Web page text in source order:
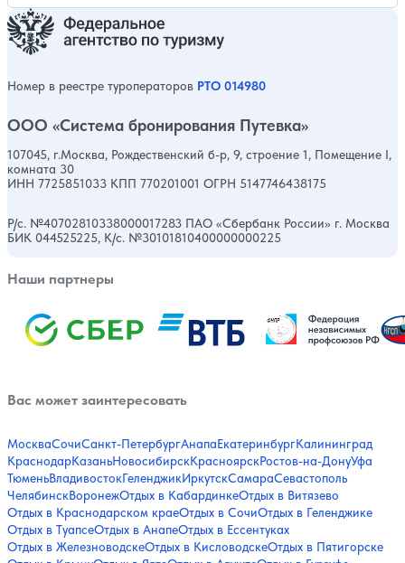
Номер в реестре туроператоров РТО 014980
ООО «Система бронирования Путевка»
107045, г.Москва, Рождественский б-р, 9, строение 1, Помещение I,
комната 30
ИНН 7725851033 КПП 770201001 ОГРН 5147746438175
Р/с. №40702810338000017283 ПАО «Сбербанк России» г. Москва
БИК 044525225, К/с. №30101810400000000225
Наши партнеры
Вас может заинтересовать
МоскваСочиСанкт-ПетербургАнапаЕкатеринбургКалининград
КраснодарКазаньНовосибирскКрасноярскРостов-на-ДонуУфа
ТюменьВладивостокГеленджикИркутскСамараСевастополь
ЧелябинскВоронежОтдых в КабардинкеОтдых в Витязево
Отдых в Краснодарском краеОтдых в СочиОтдых в Геленджике
Отдых в ТуапсеОтдых в АнапеОтдых в Ессентуках
Отдых в ЖелезноводскеОтдых в КисловодскеОтдых в Пятигорске